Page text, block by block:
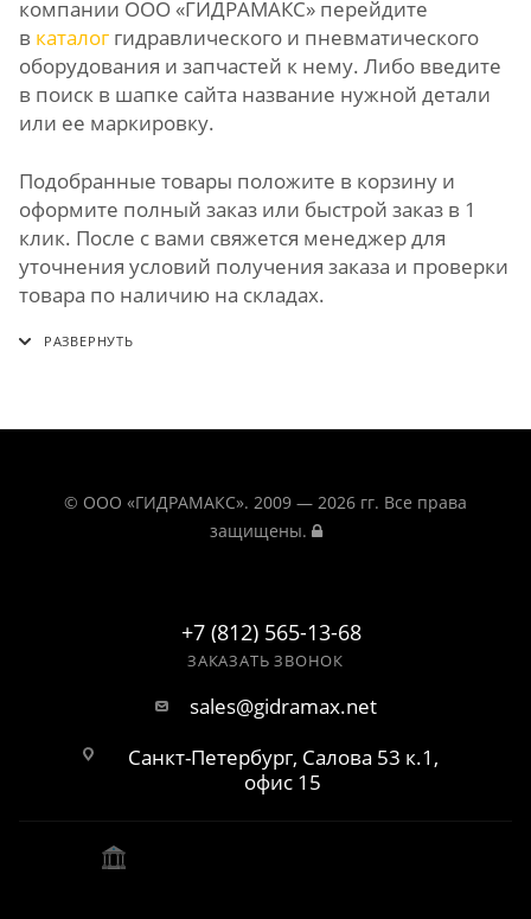
компании ООО «ГИДРАМАКС» перейдите
в каталог гидравлического и пневматического
оборудования и запчастей к нему. Либо введите
в поиск в шапке сайта название нужной детали
или ее маркировку.
Подобранные товары положите в корзину и
оформите полный заказ или быстрой заказ в 1
клик. После с вами свяжется менеджер для
уточнения условий получения заказа и проверки
товара по наличию на складах.
© ООО «ГИДРАМАКС». 2009 — 2026 гг. Все права
защищены.
+7 (812) 565-13-68
ЗАКАЗАТЬ ЗВОНОК
sales@gidramax.net
Санкт-Петербург, Салова 53 к.1,
офис 15